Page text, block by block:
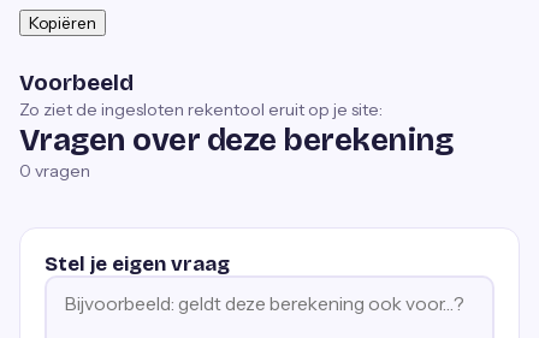
Kopiëren
Voorbeeld
Zo ziet de ingesloten rekentool eruit op je site:
Vragen over deze berekening
0 vragen
Stel je eigen vraag